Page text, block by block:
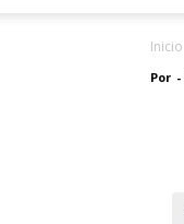
Inicio
Por -